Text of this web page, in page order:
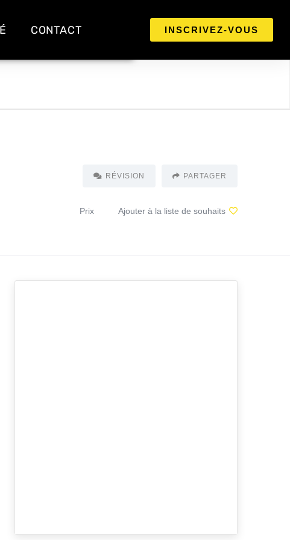
CONTACT INSCRIVEZ-VOUS
RÉVISION PARTAGER
Prix Ajouter à la liste de souhaits